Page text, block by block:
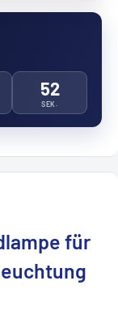
51
SEK.
für